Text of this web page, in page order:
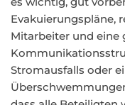
Evakuierungspläne,
Mitarbeiter und eine
Stromausfalls oder